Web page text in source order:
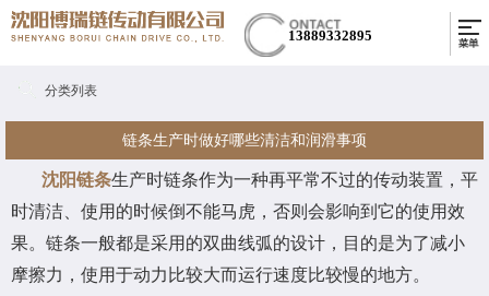
13889332895
分类列表
链条生产时做好哪些清洁和润滑事项
沈阳链条生产时链条作为一种再平常不过的传动装置，平
时清洁、使用的时候倒不能马虎，否则会影响到它的使用效
果。链条一般都是采用的双曲线弧的设计，目的是为了减小
摩擦力，使用于动力比较大而运行速度比较慢的地方。